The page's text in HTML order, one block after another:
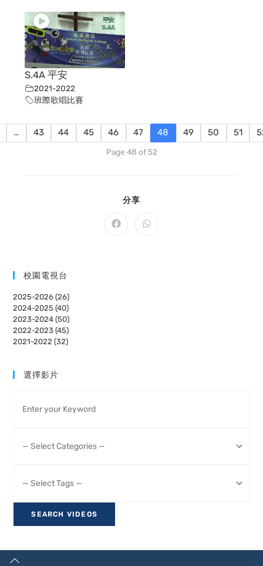
S.4A 平安
2021-2022
班際歌唱比賽
… 43 44 45 46 47 48 49 50 51
Page 48 of 52
分享
CONTENT
Opens
Opens
校園電視台
2025-2026 (26)
2024-2025 (40)
2023-2024 (50)
2022-2023 (45)
2021-2022 (32)
選擇影片